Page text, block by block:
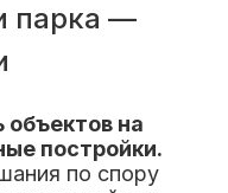
парка —
на
постройки.
по спору